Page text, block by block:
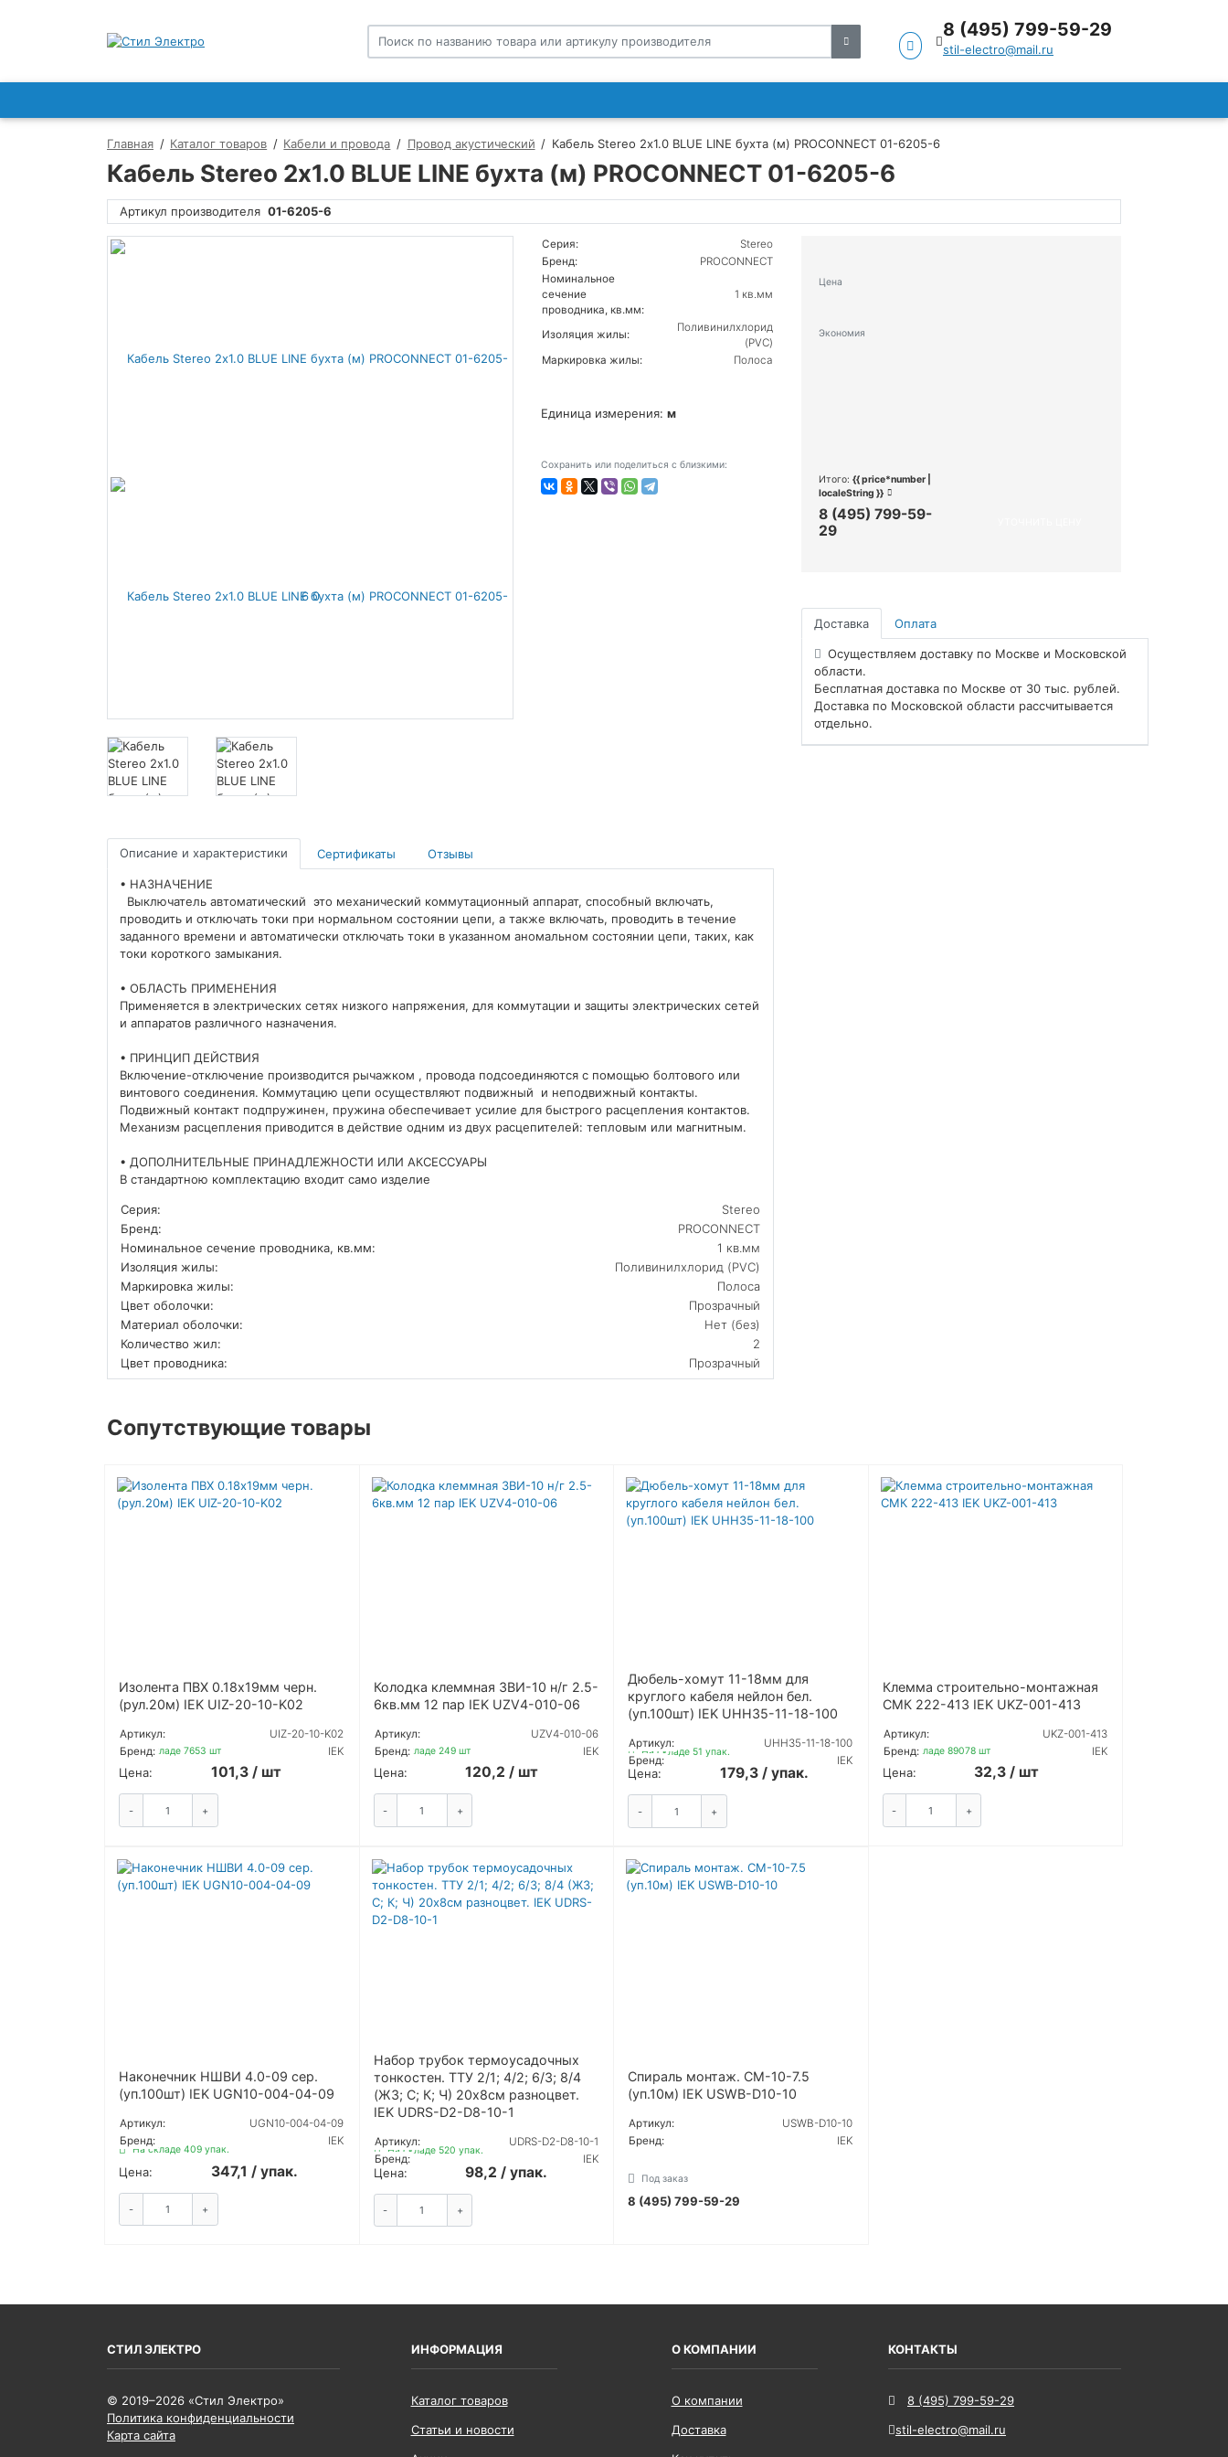
8 (495) 799-59-29
stil-electro@mail.ru
Главная Каталог товаров Кабели и провода Провод акустический Кабель Stereo 2х1.0 BLUE LINE бухта (м) PROCONNECT 01-6205-6
Кабель Stereo 2х1.0 BLUE LINE бухта (м) PROCONNECT 01-6205-6
Артикул производителя 01-6205-6
Серия:
Stereo
Бренд:
PROCONNECT
Номинальное
сечение
проводника, кв.мм:
1 кв.мм
Изоляция жилы:
Поливинилхлорид
(PVC)
Маркировка жилы:
Полоса
Единица измерения: м
Сохранить или поделиться с близкими:
Цена
Экономия
Итого: {{ price*number |
localeString }}
8 (495) 799-59-
29
Доставка Оплата
Осуществляем доставку по Москве и Московской
области.
Бесплатная доставка по Москве от 30 тыс. рублей.
Доставка по Московской области рассчитывается
отдельно.
Описание и характеристики Сертификаты Отзывы
• НАЗНАЧЕНИЕ
Выключатель автоматический это механический коммутационный аппарат, способный включать,
проводить и отключать токи при нормальном состоянии цепи, а также включать, проводить в течение
заданного времени и автоматически отключать токи в указанном аномальном состоянии цепи, таких, как
токи короткого замыкания.
• ОБЛАСТЬ ПРИМЕНЕНИЯ
Применяется в электрических сетях низкого напряжения, для коммутации и защиты электрических сетей
и аппаратов различного назначения.
• ПРИНЦИП ДЕЙСТВИЯ
Включение-отключение производится рычажком , провода подсоединяются с помощью болтового или
винтового соединения. Коммутацию цепи осуществляют подвижный и неподвижный контакты.
Подвижный контакт подпружинен, пружина обеспечивает усилие для быстрого расцепления контактов.
Механизм расцепления приводится в действие одним из двух расцепителей: тепловым или магнитным.
• ДОПОЛНИТЕЛЬНЫЕ ПРИНАДЛЕЖНОСТИ ИЛИ АКСЕССУАРЫ
В стандартною комплектацию входит само изделие
Серия:
Stereo
Бренд:
PROCONNECT
Номинальное сечение проводника, кв.мм:
1 кв.мм
Изоляция жилы:
Поливинилхлорид (PVC)
Маркировка жилы:
Полоса
Цвет оболочки:
Прозрачный
Материал оболочки:
Нет (без)
Количество жил:
2
Цвет проводника:
Прозрачный
Сопутствующие товары
Изолента ПВХ 0.18х19мм черн.
(рул.20м) IEK UIZ-20-10-K02
Артикул:
UIZ-20-10-K02
Бренд:
IEK
На складе 7653 шт
Цена: 101,3 / шт
- +
Колодка клеммная ЗВИ-10 н/г 2.5-
6кв.мм 12 пар IEK UZV4-010-06
Артикул:
UZV4-010-06
Бренд:
IEK
На складе 249 шт
Цена: 120,2 / шт
- +
Дюбель-хомут 11-18мм для
круглого кабеля нейлон бел.
(уп.100шт) IEK UHH35-11-18-100
Артикул:
UHH35-11-18-100
Бренд:
IEK
На складе 51 упак.
Цена: 179,3 / упак.
- +
Клемма строительно-монтажная
СМК 222-413 IEK UKZ-001-413
Артикул:
UKZ-001-413
Бренд:
IEK
На складе 89078 шт
Цена: 32,3 / шт
- +
Наконечник НШВИ 4.0-09 сер.
(уп.100шт) IEK UGN10-004-04-09
Артикул:
UGN10-004-04-09
Бренд:
IEK
На складе 409 упак.
Цена: 347,1 / упак.
- +
Набор трубок термоусадочных
тонкостен. ТТУ 2/1; 4/2; 6/3; 8/4
(ЖЗ; С; К; Ч) 20х8см разноцвет.
IEK UDRS-D2-D8-10-1
Артикул:
UDRS-D2-D8-10-1
Бренд:
IEK
На складе 520 упак.
Цена: 98,2 / упак.
- +
Спираль монтаж. СМ-10-7.5
(уп.10м) IEK USWB-D10-10
Артикул:
USWB-D10-10
Бренд:
IEK
Под заказ
8 (495) 799-59-29
СТИЛ ЭЛЕКТРО
© 2019–2026 «Стил Электро»
Политика конфиденциальности
Карта сайта
ИНФОРМАЦИЯ
Каталог товаров
Статьи и новости
О КОМПАНИИ
О компании
Доставка
КОНТАКТЫ
8 (495) 799-59-29
stil-electro@mail.ru